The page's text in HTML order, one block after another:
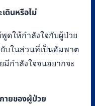
ดินหรือไม่
ดให้กำลังใจกับผู้ป่วย
บในส่วนที่เป็นอัมพาต
กำลังใจจนอยากจะ
ายของผู้ป่วย